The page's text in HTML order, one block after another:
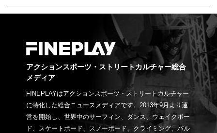
アクションスポーツ・ストリートカルチャー総合
メディア
FINEPLAYはアクションスポーツ・ストリートカルチャー
に特化した総合ニュースメディアです。2013年9月より運
営を開始し、世界中のサーフィン、ダンス、ウェイクボー
ド、スケートボード、スノーボード、クライミング、パル